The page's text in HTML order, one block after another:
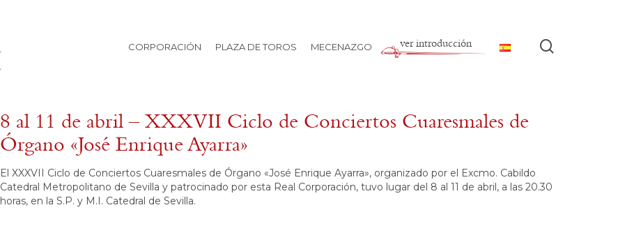
CORPORACIÓN PLAZA DE TOROS MECENAZGO ver introducción
8 al 11 de abril – XXXVII Ciclo de Conciertos Cuaresmales de
Órgano «José Enrique Ayarra»
El XXXVII Ciclo de Conciertos Cuaresmales de Órgano «José Enrique Ayarra», organizado por el Excmo. Cabildo
Catedral Metropolitano de Sevilla y patrocinado por esta Real Corporación, tuvo lugar del 8 al 11 de abril, a las 20.30
horas, en la S.P. y M.I. Catedral de Sevilla.